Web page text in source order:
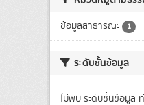
ข้อมูลสาธารณะ 1
ระดับชั้นข้อมูล
ไม่พบ ระดับชั้นข้อมูล